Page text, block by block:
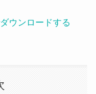
ウンロードする